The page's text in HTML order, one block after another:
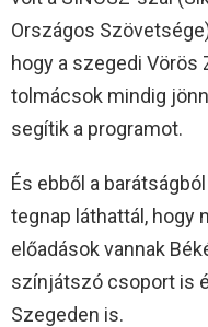
Országos
hogy a szegedi Vörös
tolmácsok mindig
segítik a programot.
És ebből a
tegnap láthattál, hogy
előadások vannak
színjátszó csoport is
Szegeden is.